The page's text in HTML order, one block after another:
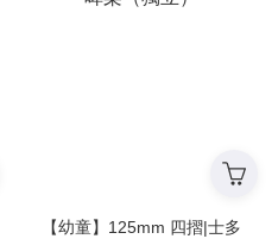
【幼童】125mm 四摺|士多